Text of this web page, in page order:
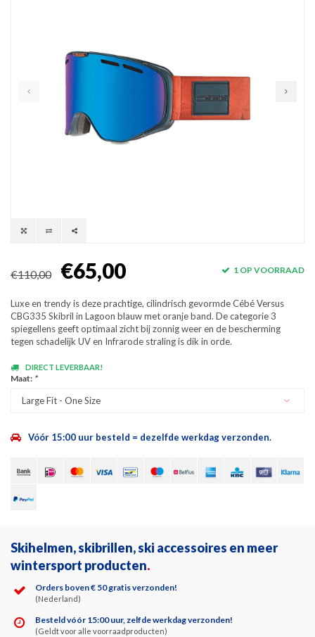
€110,00 €65,00 1 OP VOORRAAD
Luxe en trendy is deze prachtige, cilindrisch gevormde Cébé Versus
CBG335 Skibril in Lagoon blauw met oranje band. De categorie 3
spiegellens geeft optimaal zicht bij zonnig weer en de bescherming
tegen schadelijk UV en Infrarode straling is dik in orde.
DIRECT LEVERBAAR!
Maat: *
Large Fit - One Size
Vóór 15:00 uur besteld = dezelfde werkdag verzonden.
Skihelmen, skibrillen, ski accessoires en meer
wintersport producten.
Orders boven € 50 gratis verzonden!
(Nederland)
Besteld vóór 15:00 uur, zelfde werkdag verzonden!
(Geldt voor alle voorraadproducten)